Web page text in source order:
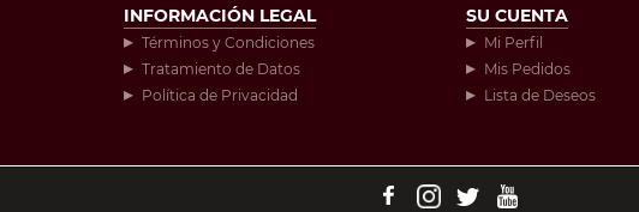
INFORMACIÓN LEGAL
Términos y Condiciones
Tratamiento de Datos
Política de Privacidad
SU CUENTA
Mi Perfil
Mis Pedidos
Lista de Deseos